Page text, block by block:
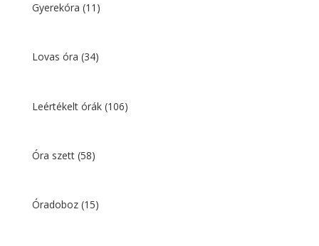
Gyerekóra (11)
Lovas óra (34)
Leértékelt órák (106)
Óra szett (58)
Óradoboz (15)